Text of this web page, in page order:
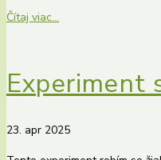
Čítaj viac...
Experiment
23. apr 2025